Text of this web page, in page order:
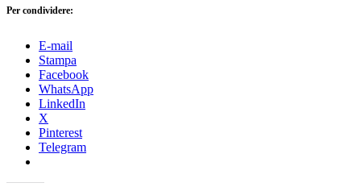
Per condividere:
E-mail
Stampa
Facebook
WhatsApp
LinkedIn
X
Pinterest
Telegram